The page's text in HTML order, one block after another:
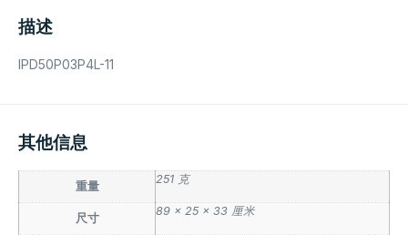
描述
IPD50P03P4L-11
其他信息
重量
251 克
尺寸
89 × 25 × 33 厘米